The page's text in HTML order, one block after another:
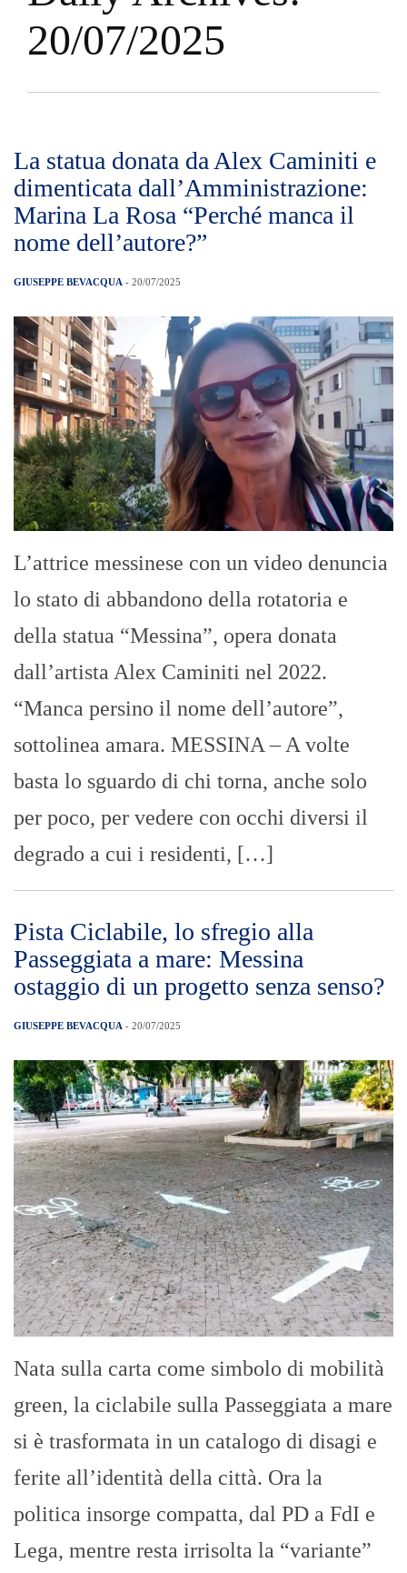
20/07/2025
La statua donata da Alex Caminiti e
dimenticata dall’Amministrazione:
Marina La Rosa “Perché manca il
nome dell’autore?”
GIUSEPPE BEVACQUA - 20/07/2025
L’attrice messinese con un video denuncia
lo stato di abbandono della rotatoria e
della statua “Messina”, opera donata
dall’artista Alex Caminiti nel 2022.
“Manca persino il nome dell’autore”,
sottolinea amara. MESSINA – A volte
basta lo sguardo di chi torna, anche solo
per poco, per vedere con occhi diversi il
degrado a cui i residenti, […]
Pista Ciclabile, lo sfregio alla
Passeggiata a mare: Messina
ostaggio di un progetto senza senso?
GIUSEPPE BEVACQUA - 20/07/2025
Nata sulla carta come simbolo di mobilità
green, la ciclabile sulla Passeggiata a mare
si è trasformata in un catalogo di disagi e
ferite all’identità della città. Ora la
politica insorge compatta, dal PD a FdI e
Lega, mentre resta irrisolta la “variante”